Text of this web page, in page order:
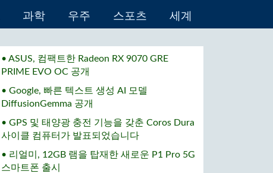
과학 우주 스포츠 세계
• ASUS, 컴팩트한 Radeon RX 9070 GRE
PRIME EVO OC 공개
• Google, 빠른 텍스트 생성 AI 모델
DiffusionGemma 공개
• GPS 및 태양광 충전 기능을 갖춘 Coros Dura
사이클 컴퓨터가 발표되었습니다
• 리얼미, 12GB 램을 탑재한 새로운 P1 Pro 5G
스마트폰 출시